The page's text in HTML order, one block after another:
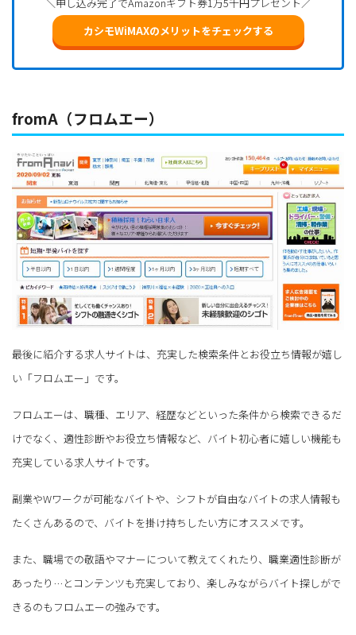
カシモWiMAXのメリットをチェックする
fromA（フロムエー）
最後に紹介する求人サイトは、充実した検索条件とお役立ち情報が嬉し
い「フロムエー」です。
フロムエーは、職種、エリア、経歴などといった条件から検索できるだ
けでなく、適性診断やお役立ち情報など、バイト初心者に嬉しい機能も
充実している求人サイトです。
副業やWワークが可能なバイトや、シフトが自由なバイトの求人情報も
たくさんあるので、バイトを掛け持ちしたい方にオススメです。
また、職場での敬語やマナーについて教えてくれたり、職業適性診断が
あったり…とコンテンツも充実しており、楽しみながらバイト探しがで
きるのもフロムエーの強みです。